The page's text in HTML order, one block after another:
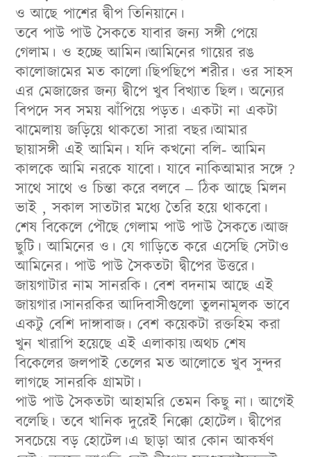
ও আছে পাশের দ্বীপ তিনিয়ানে।
তবে পাউ পাউ সৈকতে যাবার জন্য সঙ্গী পেয়ে
গেলাম। ও হচ্ছে আমিন।আমিনের গায়ের রঙ
কালোজামের মত কালো।ছিপছিপে শরীর। ওর সাহস
এর মেজাজের জন্য দ্বীপে খুব বিখ্যাত ছিল। অন্যের
বিপদে সব সময় ঝাঁপিয়ে পড়ত। একটা না একটা
ঝামেলায় জড়িয়ে থাকতো সারা বছর।আমার
ছায়াসঙ্গী এই আমিন। যদি কখনো বলি- আমিন
কালকে আমি নরকে যাবো। যাবে নাকিআমার সঙ্গে ?
সাথে সাথে ও চিন্তা করে বলবে – ঠিক আছে মিলন
ভাই , সকাল সাতটার মধ্যে তৈরি হয়ে থাকবো।
শেষ বিকেলে পৌছে গেলাম পাউ পাউ সৈকতে।আজ
ছুটি। আমিনের ও। যে গাড়িতে করে এসেছি সেটাও
আমিনের। পাউ পাউ সৈকতটা দ্বীপের উত্তরে।
জায়গাটার নাম সানরকি। বেশ বদনাম আছে এই
জায়গার।সানরকির আদিবাসীগুলো তুলনামূলক ভাবে
একটু বেশি দাঙ্গাবাজ। বেশ কয়েকটা রক্তহিম করা
খুন খারাপি হয়েছে এই এলাকায়।অথচ শেষ
বিকেলের জলপাই তেলের মত আলোতে খুব সুন্দর
লাগছে সানরকি গ্রামটা।
পাউ পাউ সৈকতটা আহামরি তেমন কিছু না। আগেই
বলেছি। তবে খানিক দুরেই নিক্কো হোটেল। দ্বীপের
সবচেয়ে বড় হোটেল।এ ছাড়া আর কোন আকর্ষণ